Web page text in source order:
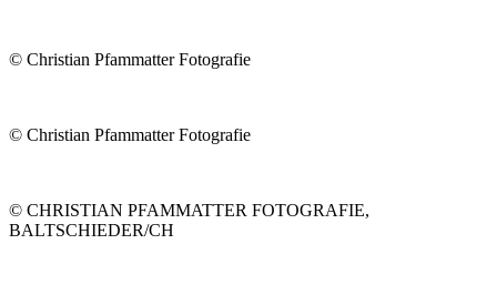
© Christian Pfammatter Fotografie
© Christian Pfammatter Fotografie
© CHRISTIAN PFAMMATTER FOTOGRAFIE,
BALTSCHIEDER/CH